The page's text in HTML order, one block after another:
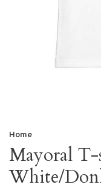
Home
Mayoral
White/